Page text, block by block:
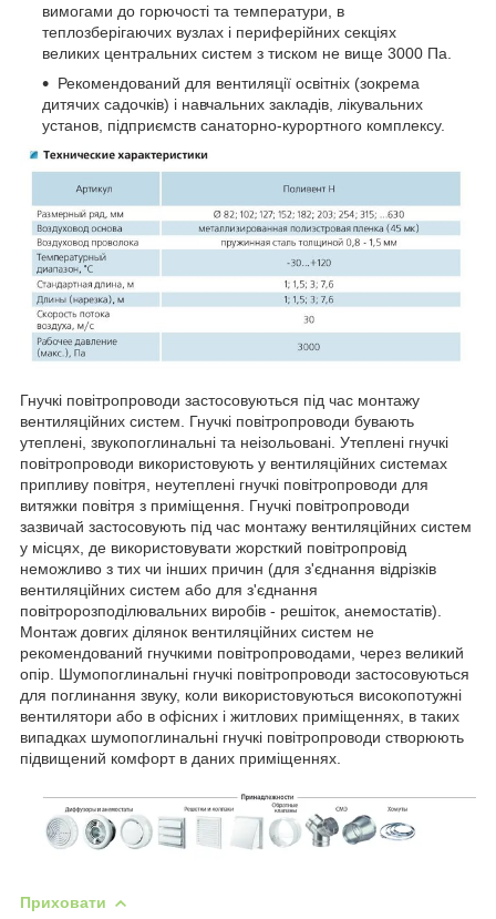
вимогами до горючості та температури, в
теплозберігаючих вузлах і периферійних секціях
великих центральних систем з тиском не вище 3000 Па.
Рекомендований для вентиляції освітніх (зокрема
дитячих садочків) і навчальних закладів, лікувальних
установ, підприємств санаторно-курортного комплексу.
Гнучкі повітропроводи застосовуються під час монтажу
вентиляційних систем. Гнучкі повітропроводи бувають
утеплені, звукопоглинальні та неізольовані. Утеплені гнучкі
повітропроводи використовують у вентиляційних системах
припливу повітря, неутеплені гнучкі повітропроводи для
витяжки повітря з приміщення. Гнучкі повітропроводи
зазвичай застосовують під час монтажу вентиляційних систем
у місцях, де використовувати жорсткий повітропровід
неможливо з тих чи інших причин (для з'єднання відрізків
вентиляційних систем або для з'єднання
повітророзподілювальних виробів - решіток, анемостатів).
Монтаж довгих ділянок вентиляційних систем не
рекомендований гнучкими повітропроводами, через великий
опір. Шумопоглинальні гнучкі повітропроводи застосовуються
для поглинання звуку, коли використовуються високопотужні
вентилятори або в офісних і житлових приміщеннях, в таких
випадках шумопоглинальні гнучкі повітропроводи створюють
підвищений комфорт в даних приміщеннях.
Приховати